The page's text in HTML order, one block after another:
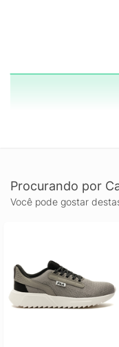
Procurando por
Você pode gostar